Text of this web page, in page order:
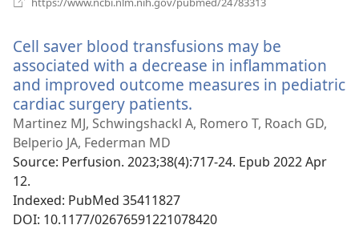
вікні)
Cell saver blood transfusions may be
associated with a decrease in inflammation
and improved outcome measures in pediatric
cardiac surgery patients.
у
вікні)
Martinez MJ, Schwingshackl A, Romero T, Roach GD,
Belperio JA, Federman MD
Source‎: Perfusion. 2023;38(4):717-24. Epub 2022 Apr
12.
Indexed‎: PubMed 35411827
DOI‎: 10.1177/02676591221078420